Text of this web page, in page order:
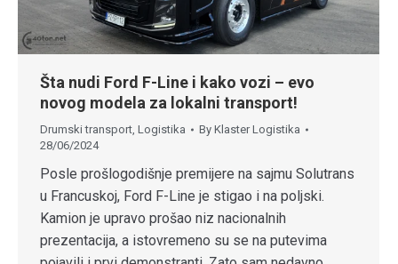
Šta nudi Ford F-Line i kako vozi – evo
novog modela za lokalni transport!
Drumski transport Logistika By Klaster Logistika
28/06/2024
Posle prošlogodišnje premijere na sajmu Solutrans
u Francuskoj, Ford F-Line je stigao i na poljski.
Kamion je upravo prošao niz nacionalnih
prezentacija, a istovremeno su se na putevima